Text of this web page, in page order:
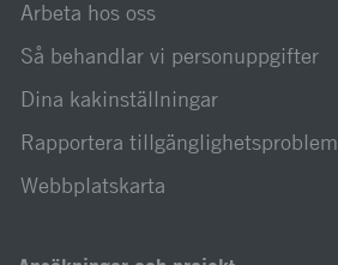
Arbeta hos oss
Så behandlar vi personuppgifter
Dina kakinställningar
Rapportera tillgänglighetsproblem
Webbplatskarta